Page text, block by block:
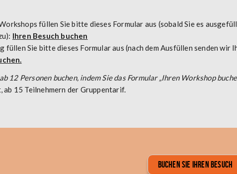
füllen Sie bitte dieses Formular aus (sobald Sie es
Ihren Besuch buchen
füllen Sie bitte dieses Formular aus (nach dem Ausfüllen senden wir
12 Personen buchen, indem Sie das Formular „Ihren Workshop
ab 15 Teilnehmern der Gruppentarif.
BUCHEN SIE IHREN BESUCH